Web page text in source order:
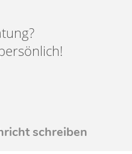
schreiben